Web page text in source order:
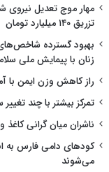
مهار موج تعدیل نیروی
تزریق ۱۴۰ میلیارد تومان
بهبود گسترده
زنان با پیمایش ملی
راز کاهش وزن ایمن با
تمرکز بیشتر با چند
ناشران میان گرانی کاغذ
کودهای دامی فارس به
می‌شوند